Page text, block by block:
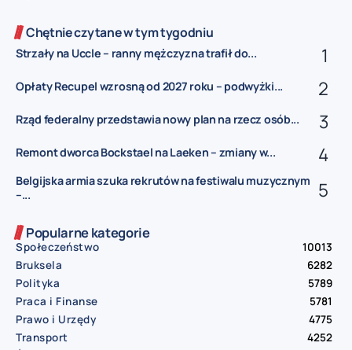
Chętnie czytane w tym tygodniu
Strzały na Uccle – ranny mężczyzna trafił do...
Opłaty Recupel wzrosną od 2027 roku – podwyżki...
Rząd federalny przedstawia nowy plan na rzecz osób...
Remont dworca Bockstael na Laeken – zmiany w...
Belgijska armia szuka rekrutów na festiwalu muzycznym
–...
Popularne kategorie
Społeczeństwo
10013
Bruksela
6282
Polityka
5789
Praca i Finanse
5781
Prawo i Urzędy
4775
Transport
4252